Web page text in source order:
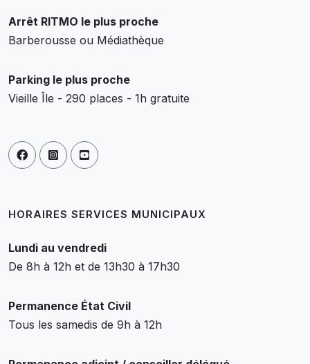
Arrêt RITMO le plus proche
Barberousse ou Médiathèque
Parking le plus proche
Vieille Île - 290 places - 1h gratuite
HORAIRES SERVICES MUNICIPAUX
Lundi au vendredi
De 8h à 12h et de 13h30 à 17h30
Permanence État Civil
Tous les samedis de 9h à 12h